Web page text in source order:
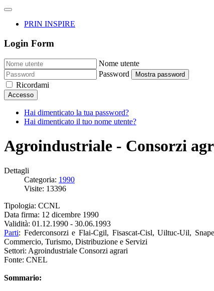
PRIN INSPIRE
Login Form
Nome utente
Password
Mostra password
Ricordami
Accesso
Hai dimenticato la tua password?
Hai dimenticato il tuo nome utente?
Agroindustriale - Consorzi
Dettagli
Categoria: 1990
Visite: 13396
Tipologia: CCNL
Data firma: 12 dicembre 1990
Validità: 01.12.1990 - 30.06.1993
Parti: Federconsorzi e Flai-Cgil, Fisascat-Cisl, Uiltuc-Uil,
Commercio, Turismo, Distribuzione e Servizi
Settori: Agroindustriale Consorzi agrari
Fonte: CNEL
Sommario: